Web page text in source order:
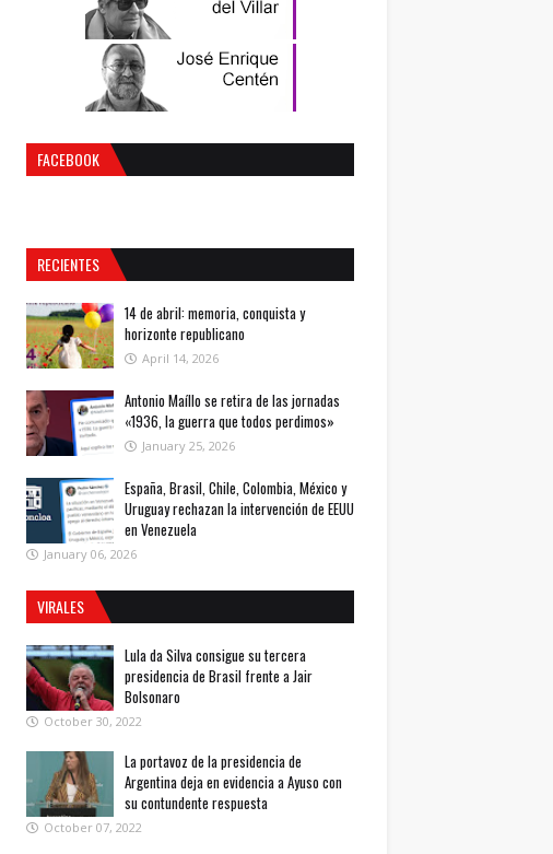
FACEBOOK
RECIENTES
14 de abril: memoria, conquista y
horizonte republicano
April 14, 2026
Antonio Maíllo se retira de las jornadas
«1936, la guerra que todos perdimos»
January 25, 2026
España, Brasil, Chile, Colombia, México y
Uruguay rechazan la intervención de EEUU
en Venezuela
January 06, 2026
VIRALES
Lula da Silva consigue su tercera
presidencia de Brasil frente a Jair
Bolsonaro
October 30, 2022
La portavoz de la presidencia de
Argentina deja en evidencia a Ayuso con
su contundente respuesta
October 07, 2022